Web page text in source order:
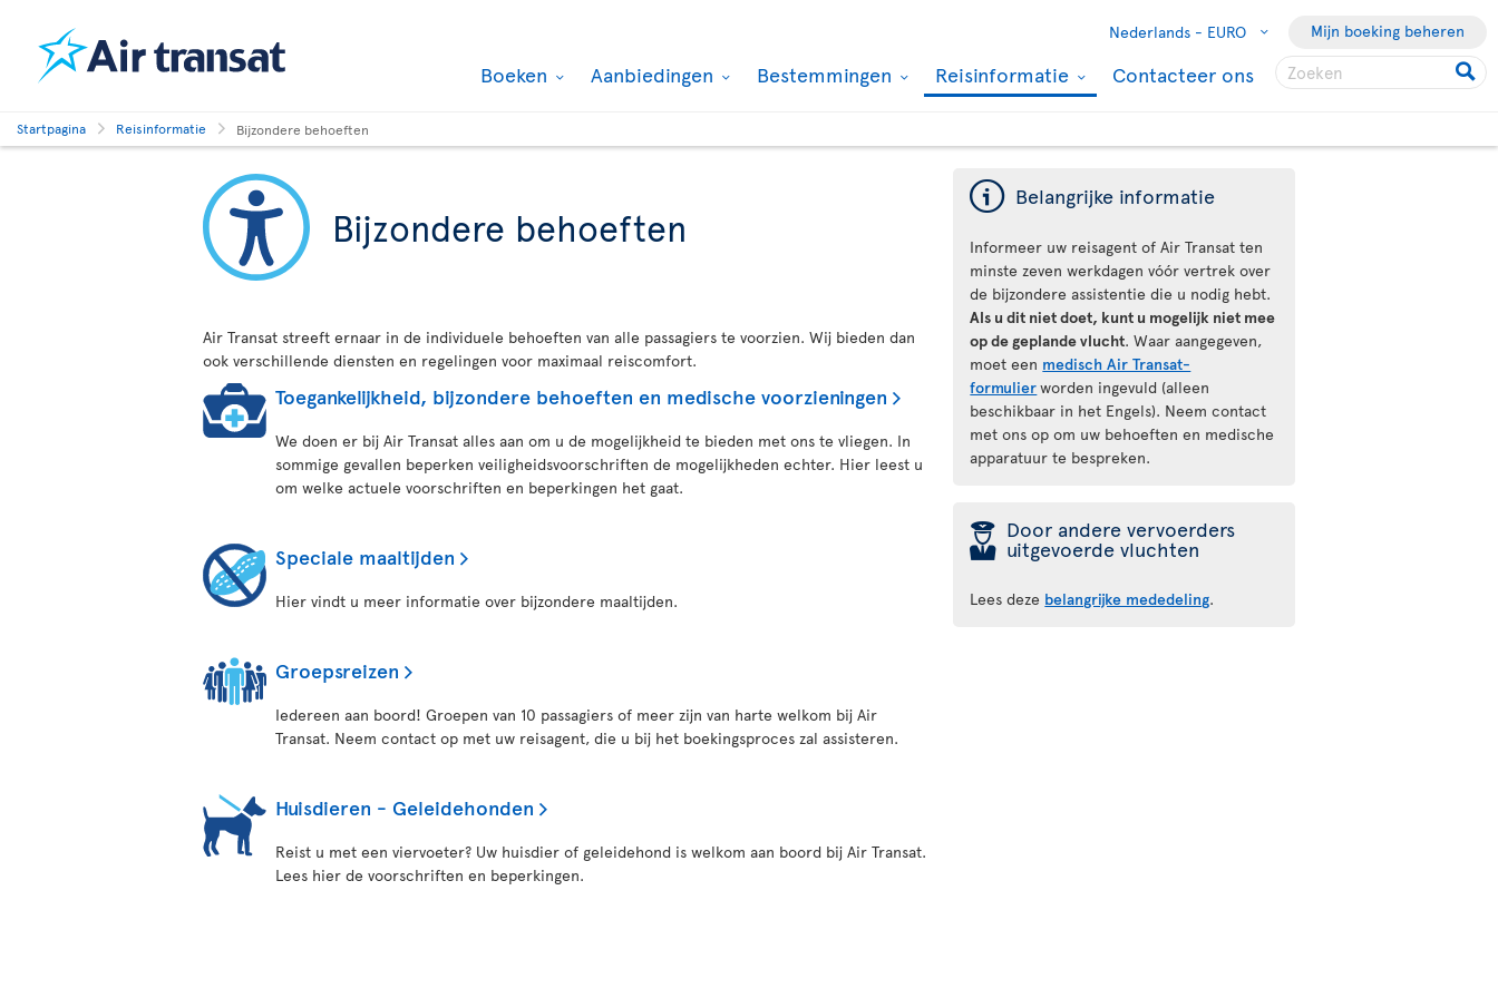
Nederlands - EURO Mijn boeking beheren
Boeken Aanbiedingen Bestemmingen Reisinformatie Contacteer ons
Startpagina Reisinformatie Bijzondere behoeften
Bijzondere behoeften
Air Transat streeft ernaar in de individuele behoeften van alle passagiers te voorzien. Wij bieden dan
ook verschillende diensten en regelingen voor maximaal reiscomfort.
Toegankelijkheid, bijzondere behoeften en medische voorzieningen
We doen er bij Air Transat alles aan om u de mogelijkheid te bieden met ons te vliegen. In
sommige gevallen beperken veiligheidsvoorschriften de mogelijkheden echter. Hier leest u
om welke actuele voorschriften en beperkingen het gaat.
Speciale maaltijden
Hier vindt u meer informatie over bijzondere maaltijden.
Groepsreizen
Iedereen aan boord! Groepen van 10 passagiers of meer zijn van harte welkom bij Air
Transat. Neem contact op met uw reisagent, die u bij het boekingsproces zal assisteren.
Huisdieren - Geleidehonden
Reist u met een viervoeter? Uw huisdier of geleidehond is welkom aan boord bij Air Transat.
Lees hier de voorschriften en beperkingen.
ý Belangrijke informatie
Informeer uw reisagent of Air Transat ten
minste zeven werkdagen vóór vertrek over
de bijzondere assistentie die u nodig hebt.
Als u dit niet doet, kunt u mogelijk niet mee
op de geplande vlucht. Waar aangegeven,
moet een medisch Air Transat-
formulierworden ingevuld (alleen
beschikbaar in het Engels). Neem contact
met ons op om uw behoeften en medische
apparatuur te bespreken.
þ Door andere vervoerders
uitgevoerde vluchten
Lees deze belangrijke mededeling.